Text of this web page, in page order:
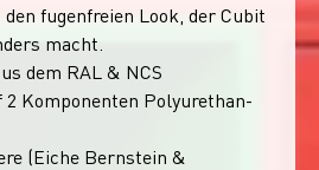
fugenfreien Look, der Cubit
macht.
dem RAL & NCS
2 Komponenten Polyurethan-
(Eiche Bernstein &